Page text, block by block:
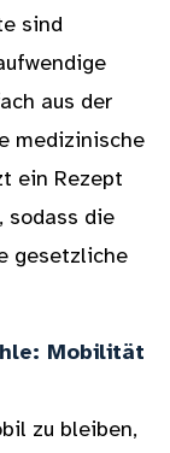
sind
aus der
medizinische
ein Rezept
sodass die
gesetzliche
Mobilität
zu bleiben,